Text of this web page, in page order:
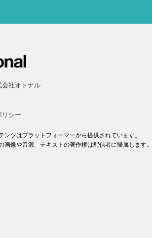
会社オトナル
リシー
ンツはプラットフォーマーから提供されています。
画像や音源、テキストの著作権は配信者に帰属します。